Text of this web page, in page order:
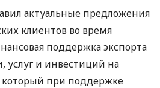
актуальные предложения
клиентов во время
поддержка экспорта
услуг и инвестиций на
при поддержке